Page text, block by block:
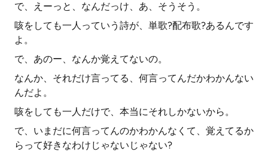
で、えーっと、なんだっけ、あ、そうそう。
咳をしても一人っていう詩が、単歌?配布歌?あるんです
よ。
で、あのー、なんか覚えてないの。
なんか、それだけ言ってる、何言ってんだかわかんない
んだよ。
咳をしても一人だけで、本当にそれしかないから。
で、いまだに何言ってんのかわかんなくて、覚えてるか
らって好きなわけじゃないじゃない?